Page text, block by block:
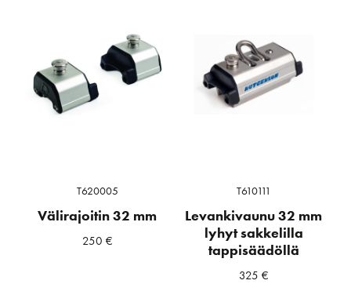
T620005
Välirajoitin 32 mm
250 €
T610111
Levankivaunu 32 mm
lyhyt sakkelilla
tappisäädöllä
325 €